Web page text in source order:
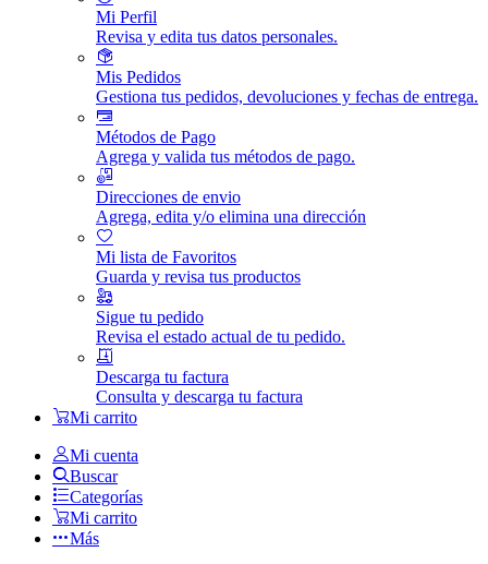
Mi Perfil
Revisa y edita tus datos personales.
Mis Pedidos
Gestiona tus pedidos, devoluciones y fechas de entrega.
Métodos de Pago
Agrega y valida tus métodos de pago.
Direcciones de envio
Agrega, edita y/o elimina una dirección
Mi lista de Favoritos
Guarda y revisa tus productos
Sigue tu pedido
Revisa el estado actual de tu pedido.
Descarga tu factura
Consulta y descarga tu factura
Mi carrito
Mi cuenta
Buscar
Categorías
Mi carrito
Más